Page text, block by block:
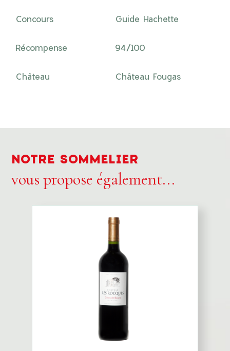
Concours Guide Hachette
Récompense 94/100
Château Château Fougas
NOTRE SOMMELIER
vous propose également...